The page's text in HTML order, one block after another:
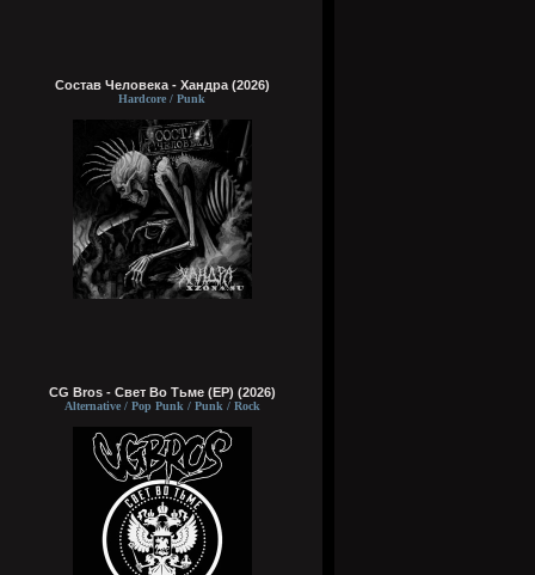
Состав Человека - Хандра (2026)
Hardcore / Punk
CG Bros - Свет Во Тьме (EP) (2026)
Alternative / Pop Punk / Punk / Rock